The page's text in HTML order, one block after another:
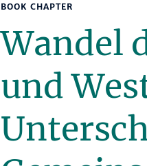
BOOK CHAPTER
Wandel
und